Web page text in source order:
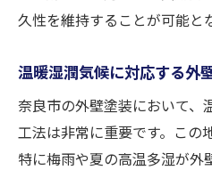
久性を維持することが可能と
温暖湿潤気候に対応する外
奈良市の外壁塗装において、
工法は非常に重要です。この
特に梅雨や夏の高温多湿が